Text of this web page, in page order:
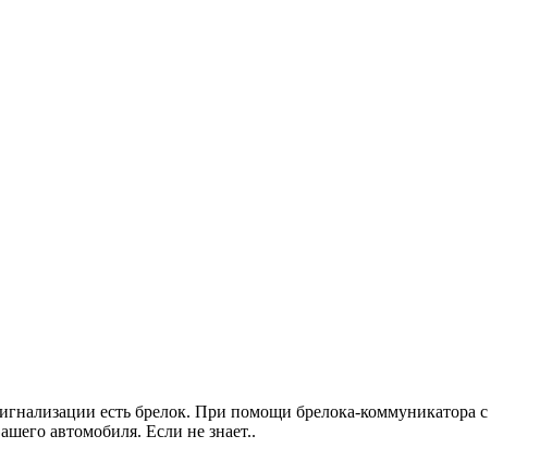
есть брелок. При помощи брелока-коммуникатора с
автомобиля. Если не знает..